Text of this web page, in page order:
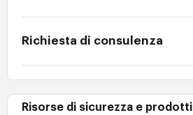
Richiesta di consulenza
Risorse di sicurezza e prodotti